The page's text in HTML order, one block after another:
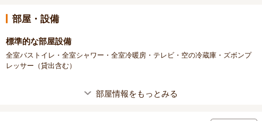
部屋・設備
標準的な部屋設備
全室バストイレ・全室シャワー・全室冷暖房・テレビ・空の冷蔵庫・ズボンプ
レッサー（貸出含む）
部屋情報をもっとみる